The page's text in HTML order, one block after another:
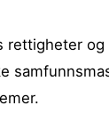
rettigheter